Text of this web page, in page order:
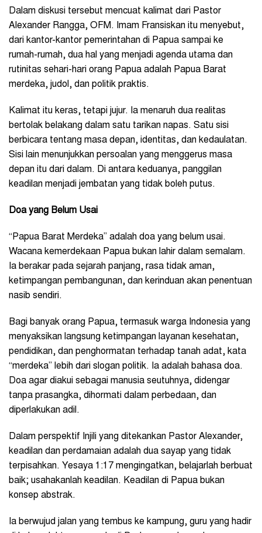
Dalam diskusi tersebut mencuat kalimat dari Pastor
Alexander Rangga, OFM. Imam Fransiskan itu menyebut,
dari kantor-kantor pemerintahan di Papua sampai ke
rumah-rumah, dua hal yang menjadi agenda utama dan
rutinitas sehari-hari orang Papua adalah Papua Barat
merdeka, judol, dan politik praktis.
Kalimat itu keras, tetapi jujur. Ia menaruh dua realitas
bertolak belakang dalam satu tarikan napas. Satu sisi
berbicara tentang masa depan, identitas, dan kedaulatan.
Sisi lain menunjukkan persoalan yang menggerus masa
depan itu dari dalam. Di antara keduanya, panggilan
keadilan menjadi jembatan yang tidak boleh putus.
Doa yang Belum Usai
“Papua Barat Merdeka” adalah doa yang belum usai.
Wacana kemerdekaan Papua bukan lahir dalam semalam.
Ia berakar pada sejarah panjang, rasa tidak aman,
ketimpangan pembangunan, dan kerinduan akan penentuan
nasib sendiri.
Bagi banyak orang Papua, termasuk warga Indonesia yang
menyaksikan langsung ketimpangan layanan kesehatan,
pendidikan, dan penghormatan terhadap tanah adat, kata
“merdeka” lebih dari slogan politik. Ia adalah bahasa doa.
Doa agar diakui sebagai manusia seutuhnya, didengar
tanpa prasangka, dihormati dalam perbedaan, dan
diperlakukan adil.
Dalam perspektif Injili yang ditekankan Pastor Alexander,
keadilan dan perdamaian adalah dua sayap yang tidak
terpisahkan. Yesaya 1:17 mengingatkan, belajarlah berbuat
baik; usahakanlah keadilan. Keadilan di Papua bukan
konsep abstrak.
Ia berwujud jalan yang tembus ke kampung, guru yang hadir